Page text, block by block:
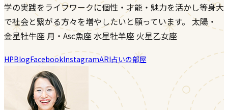
学の実践をライフワークに個性・才能・魅力を活かし等身大
で社会と繋がる方々を増やしたいと願っています。 太陽・
金星牡牛座 月・Asc魚座 水星牡羊座 火星乙女座
HPBlogFacebookInstagramARI占いの部屋